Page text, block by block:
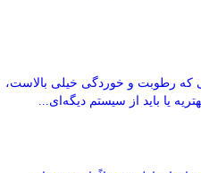
که رطوبت و خوردگی خیلی بالاست،
یا باید از سیستم دیگه‌ای...